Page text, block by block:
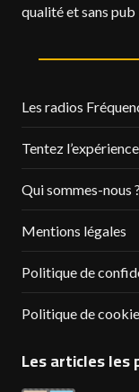
qualité et sans
Les radios
Tentez
Qui sommes-nous ?
Mentions légales
Politique de
Politique de
Les articles les